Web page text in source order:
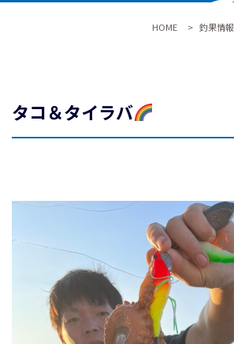
HOME > 釣果情報
タコ＆タイラバ